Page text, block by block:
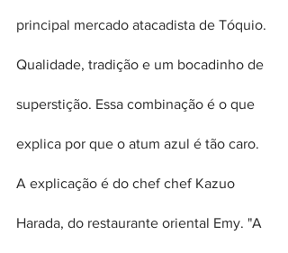
principal mercado atacadista de Tóquio.
Qualidade, tradição e um bocadinho de
superstição. Essa combinação é o que
explica por que o atum azul é tão caro.
A explicação é do chef chef Kazuo
Harada, do restaurante oriental Emy. "A